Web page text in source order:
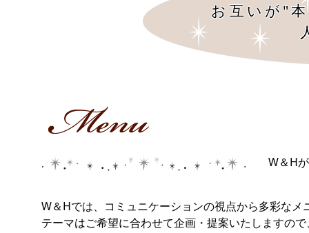
お互いが"
W＆H
W＆Hでは、コミュニケーションの視点から多彩な
テーマはご希望に合わせて企画・提案いたしますの